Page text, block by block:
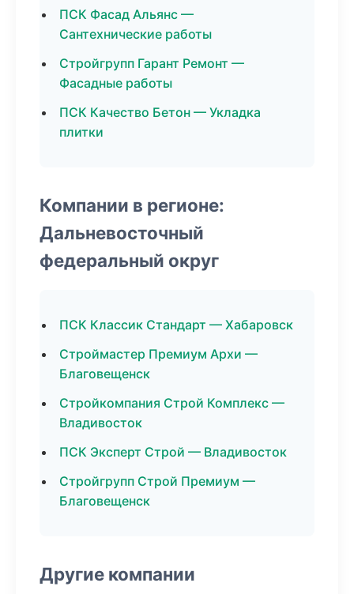
ПСК Фасад Альянс —
Сантехнические работы
Стройгрупп Гарант Ремонт —
Фасадные работы
ПСК Качество Бетон — Укладка
плитки
Компании в регионе:
Дальневосточный
федеральный округ
ПСК Классик Стандарт — Хабаровск
Строймастер Премиум Архи —
Благовещенск
Стройкомпания Строй Комплекс —
Владивосток
ПСК Эксперт Строй — Владивосток
Стройгрупп Строй Премиум —
Благовещенск
Другие компании